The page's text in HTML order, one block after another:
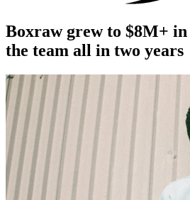
Boxraw grew to $8M+ in
the team all in two years